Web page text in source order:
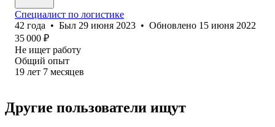
Специалист по логистике
42 года • Был 29 июня 2023 • Обновлено 15 июня 2022
35 000 ₽
Не ищет работу
Общий опыт
19 лет 7 месяцев
Другие пользователи ищут